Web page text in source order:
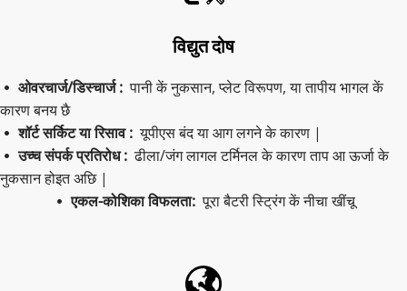
विद्युत दोष
 ओवरचार्ज/डिस्चार्ज : पानी कें नुकसान, प्लेट विरूपण, या तापीय भागल कें
कारण बनय छै
 शॉर्ट सर्किट या रिसाव : यूपीएस बंद या आग लगने के कारण |
 उच्च संपर्क प्रतिरोध : ढीला/जंग लागल टर्मिनल के कारण ताप आ ऊर्जा के
नुकसान होइत अछि |
 एकल-कोशिका विफलता: पूरा बैटरी स्ट्रिंग कें नीचा खींचू